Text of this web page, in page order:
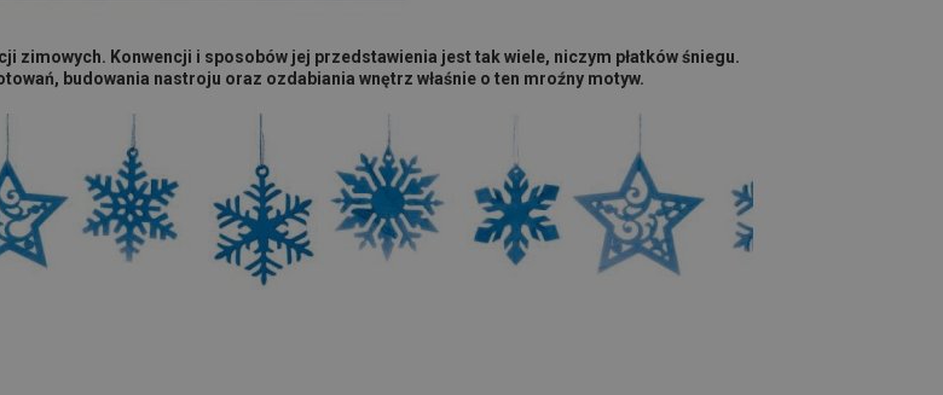
zimowych. Konwencji i sposobów jej przedstawienia jest tak wiele, niczym płatków śniegu.
budowania nastroju oraz ozdabiania wnętrz właśnie o ten mroźny motyw.